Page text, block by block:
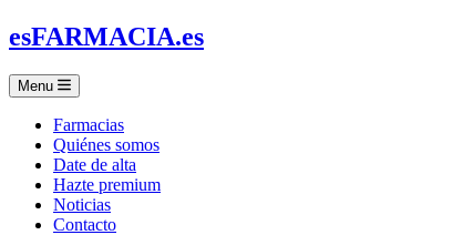
esFARMACIA.es
Menu
Farmacias
Quiénes somos
Date de alta
Hazte premium
Noticias
Contacto